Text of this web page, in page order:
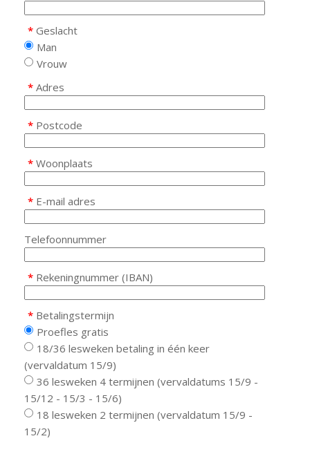
* Geslacht
Man
Vrouw
* Adres
* Postcode
* Woonplaats
* E-mail adres
Telefoonnummer
* Rekeningnummer (IBAN)
* Betalingstermijn
Proefles gratis
18/36 lesweken betaling in één keer
(vervaldatum 15/9)
36 lesweken 4 termijnen (vervaldatums 15/9 -
15/12 - 15/3 - 15/6)
18 lesweken 2 termijnen (vervaldatum 15/9 -
15/2)